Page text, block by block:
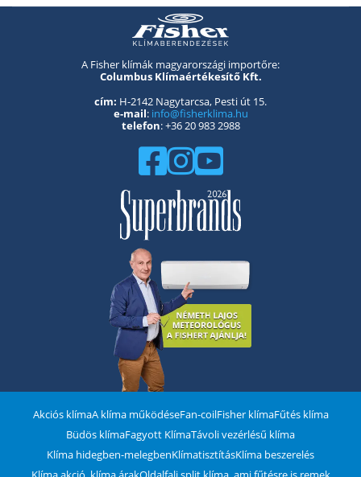
A Fisher klímák magyarországi importőre:
Columbus Klímaértékesítő Kft.
cím: H-2142 Nagytarcsa, Pesti út 15.
e-mail: info@fisherklima.hu
telefon: +36 20 983 2988
Akciós klímaA klíma működéseFan-coilFisher klímaFűtés klíma
Büdös klímaFagyott KlímaTávoli vezérlésű klíma
Klíma hidegben-melegbenKlímatisztításKlíma beszerelés